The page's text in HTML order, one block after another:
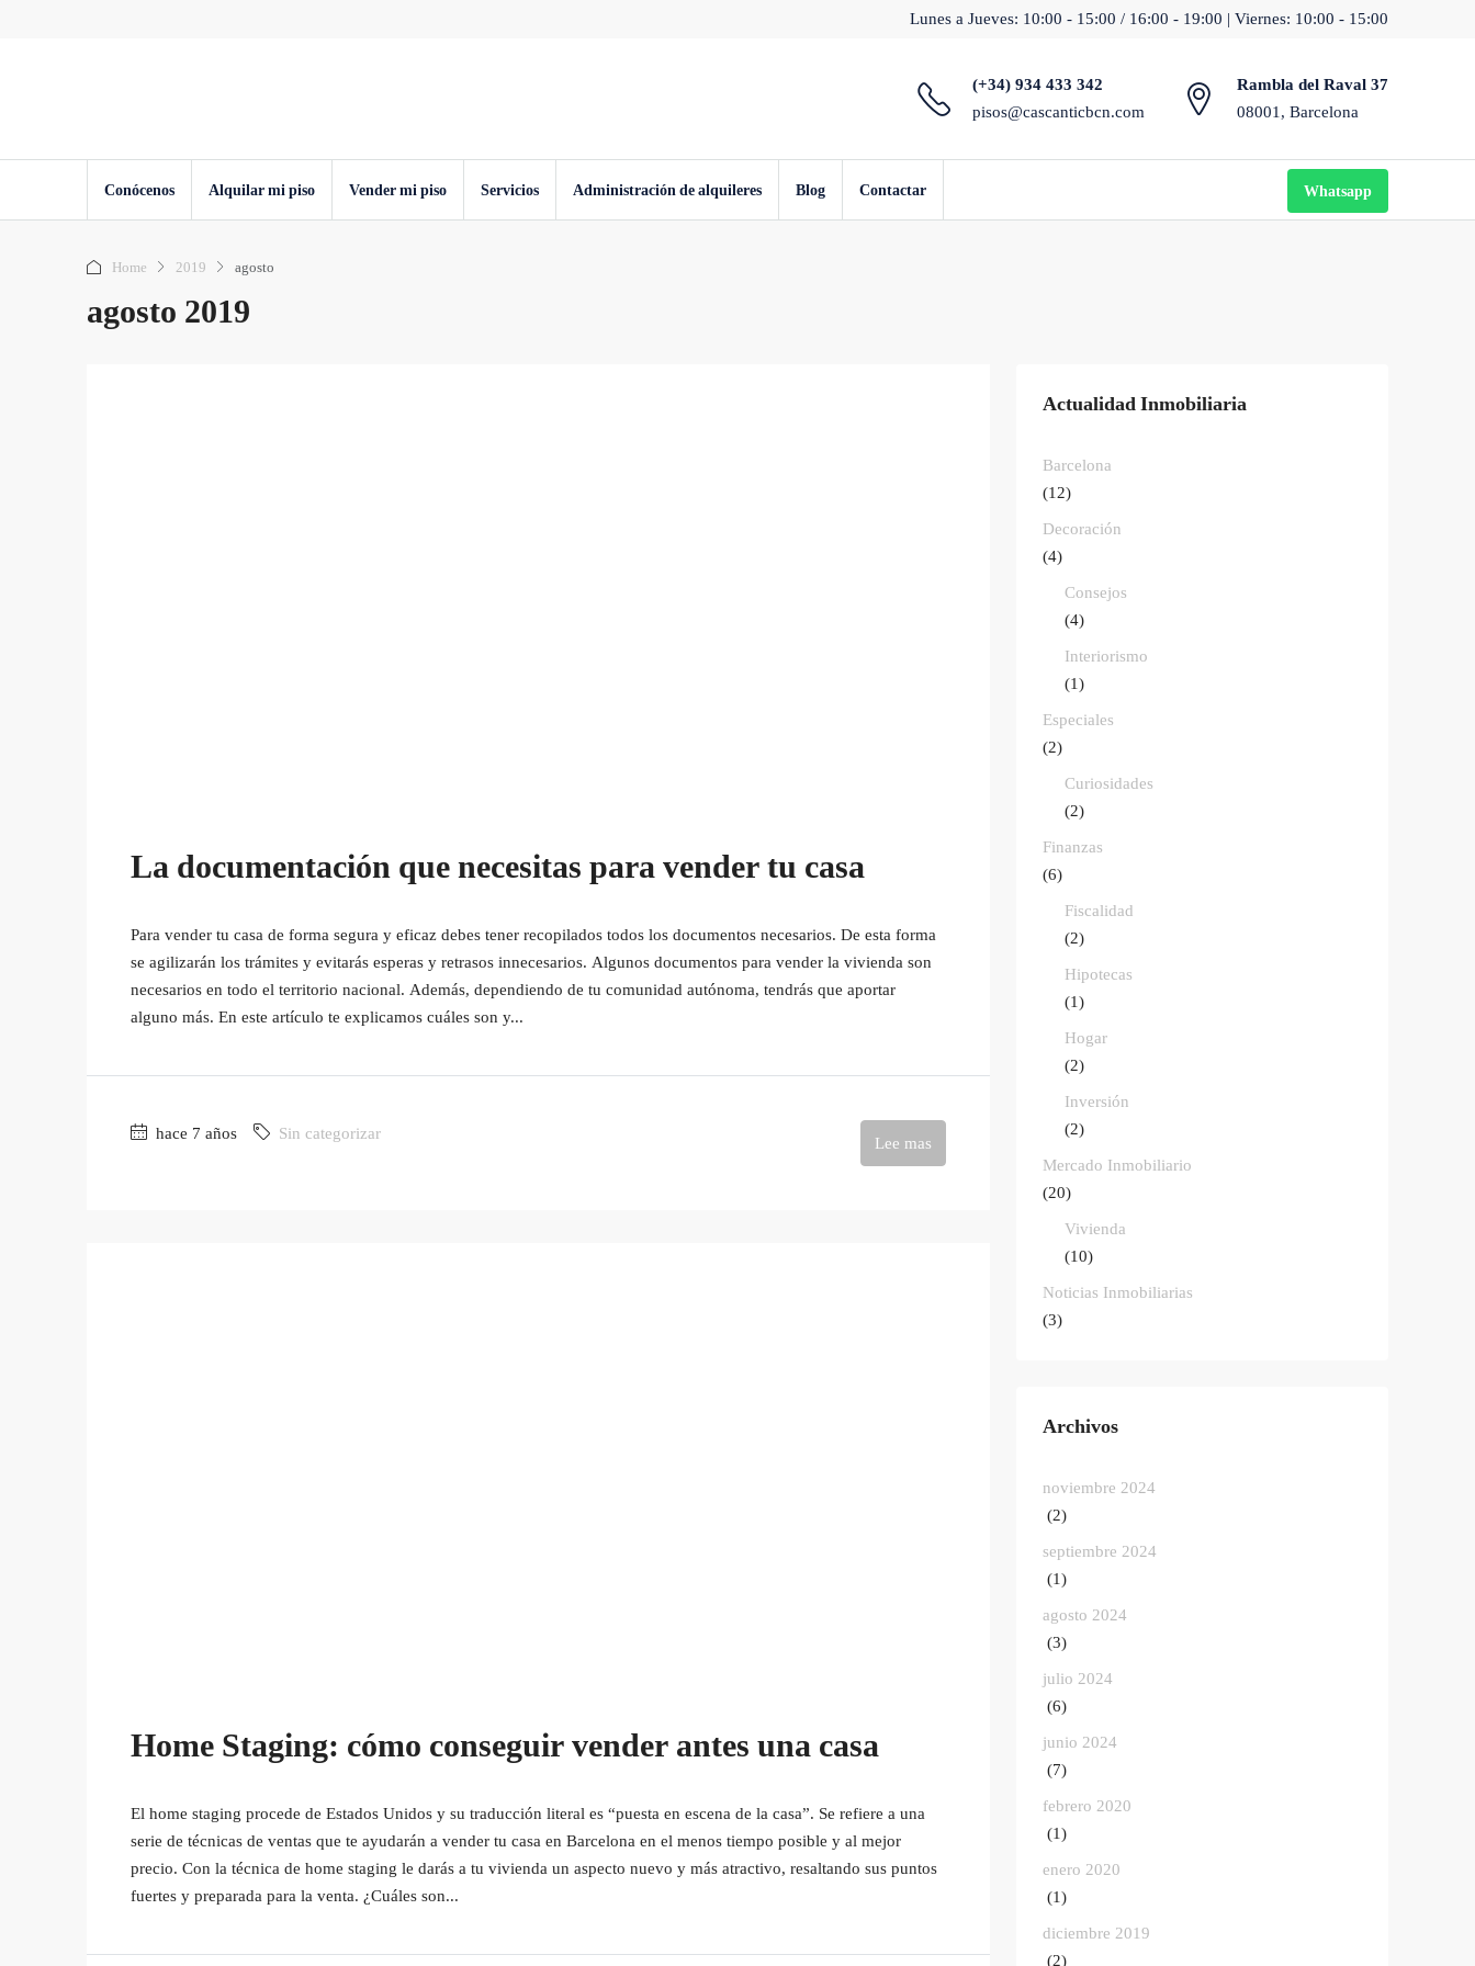
Lunes a Jueves: 10:00 - 15:00 / 16:00 - 19:00 | Viernes: 10:00 - 15:00
(+34) 934 433 342
pisos@cascanticbcn.com
Rambla del Raval 37
08001, Barcelona
Conócenos Alquilar mi piso Vender mi piso Servicios Administración de alquileres Blog Contactar Whatsapp
Home 2019 agosto
agosto 2019
La documentación que necesitas para vender tu casa
Para vender tu casa de forma segura y eficaz debes tener recopilados todos los documentos necesarios. De esta forma
se agilizarán los trámites y evitarás esperas y retrasos innecesarios. Algunos documentos para vender la vivienda son
necesarios en todo el territorio nacional. Además, dependiendo de tu comunidad autónoma, tendrás que aportar
alguno más. En este artículo te explicamos cuáles son y...
hace 7 años Sin categorizar Lee mas
Home Staging: cómo conseguir vender antes una casa
El home staging procede de Estados Unidos y su traducción literal es “puesta en escena de la casa”. Se refiere a una
serie de técnicas de ventas que te ayudarán a vender tu casa en Barcelona en el menos tiempo posible y al mejor
precio. Con la técnica de home staging le darás a tu vivienda un aspecto nuevo y más atractivo, resaltando sus puntos
fuertes y preparada para la venta. ¿Cuáles son...
Actualidad Inmobiliaria
Barcelona
(12)
Decoración
(4)
Consejos
(4)
Interiorismo
(1)
Especiales
(2)
Curiosidades
(2)
Finanzas
(6)
Fiscalidad
(2)
Hipotecas
(1)
Hogar
(2)
Inversión
(2)
Mercado Inmobiliario
(20)
Vivienda
(10)
Noticias Inmobiliarias
(3)
Archivos
noviembre 2024
(2)
septiembre 2024
(1)
agosto 2024
(3)
julio 2024
(6)
junio 2024
(7)
febrero 2020
(1)
enero 2020
(1)
diciembre 2019
(2)